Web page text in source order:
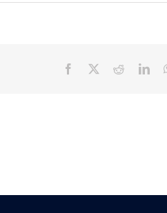
Facebook Reddit